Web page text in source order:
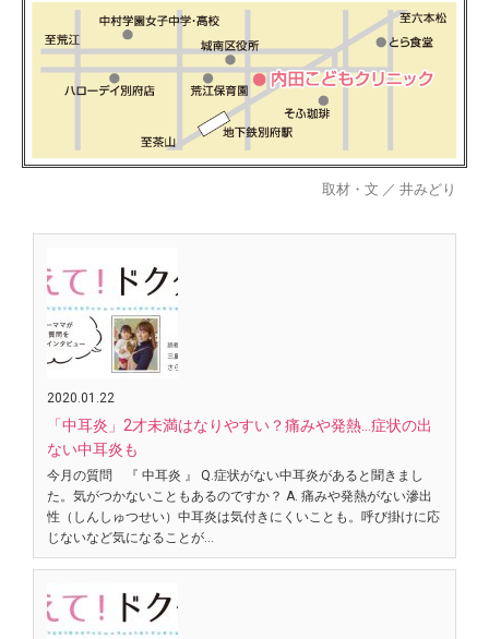
取材・文 ／ 井みどり
2020.01.22
「中耳炎」2才未満はなりやすい？痛みや発熱…症状の出
ない中耳炎も
今月の質問 『 中耳炎 』 Q.症状がない中耳炎があると聞きまし
た。気がつかないこともあるのですか？ A. 痛みや発熱がない滲出
性（しんしゅつせい）中耳炎は気付きにくいことも。呼び掛けに応
じないなど気になることが…